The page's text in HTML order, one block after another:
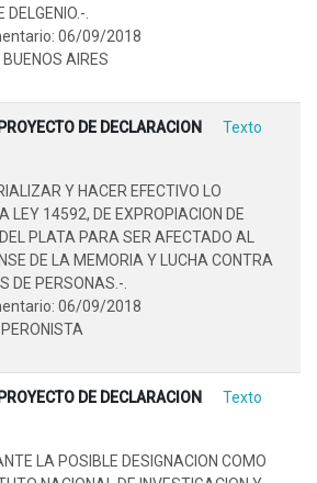
.
06/09/2018
AIRES
PROYECTO DE DECLARACION
Texto
Y HACER EFECTIVO LO
LEY 14592, DE EXPROPIACION DE
PLATA PARA SER AFECTADO AL
DE LA MEMORIA Y LUCHA CONTRA
DE PERSONAS.-.
06/09/2018
PROYECTO DE DECLARACION
Texto
LA POSIBLE DESIGNACION COMO